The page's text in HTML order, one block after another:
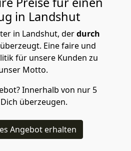
in Landshut
in Landshut, derdurch
überzeugt. Eine faire und
für unsere Kunden zu
Motto.
Innerhalb von nur 5
überzeugen.
Angebot erhalten